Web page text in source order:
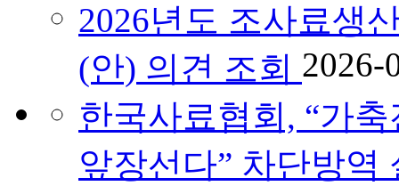
2026년도 조사료생
(안) 의견 조회 2026-
한국사료협회, “가
앞장선다” 차단방역